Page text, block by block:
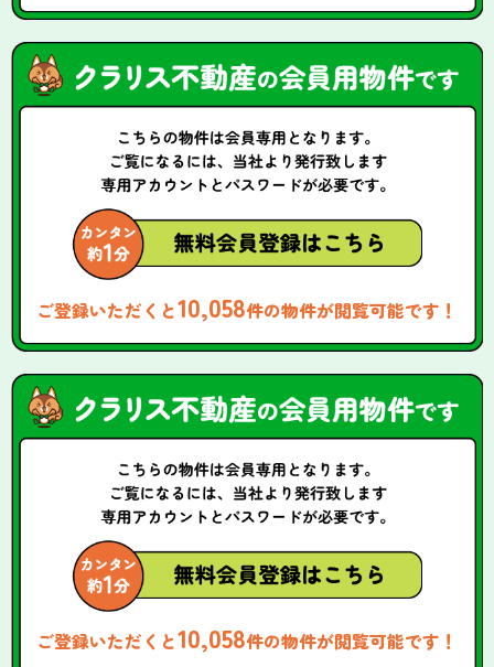
ご登録いただくと10,058件の物件が閲覧可能です！
ご登録いただくと10,058件の物件が閲覧可能です！